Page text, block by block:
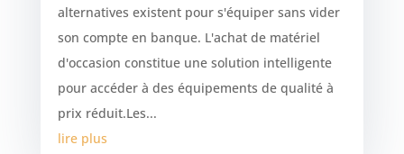
alternatives existent pour s'équiper sans vider
son compte en banque. L'achat de matériel
d'occasion constitue une solution intelligente
pour accéder à des équipements de qualité à
prix réduit.Les...
lire plus